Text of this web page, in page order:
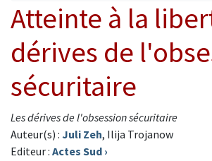
Atteinte à la
dérives de
sécuritaire
Les dérives de l'obsession sécuritaire
Auteur(s) : Juli Zeh, Ilija Trojanow
Editeur : Actes Sud ›